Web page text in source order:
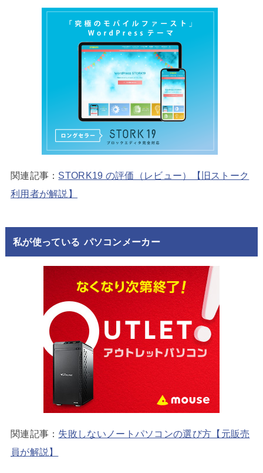
関連記事： STORK19 の評価（レビュー）【旧ストーク
利用者が解説】
私が使っている パソコンメーカー
関連記事： 失敗しないノートパソコンの選び方【元販売
員が解説】